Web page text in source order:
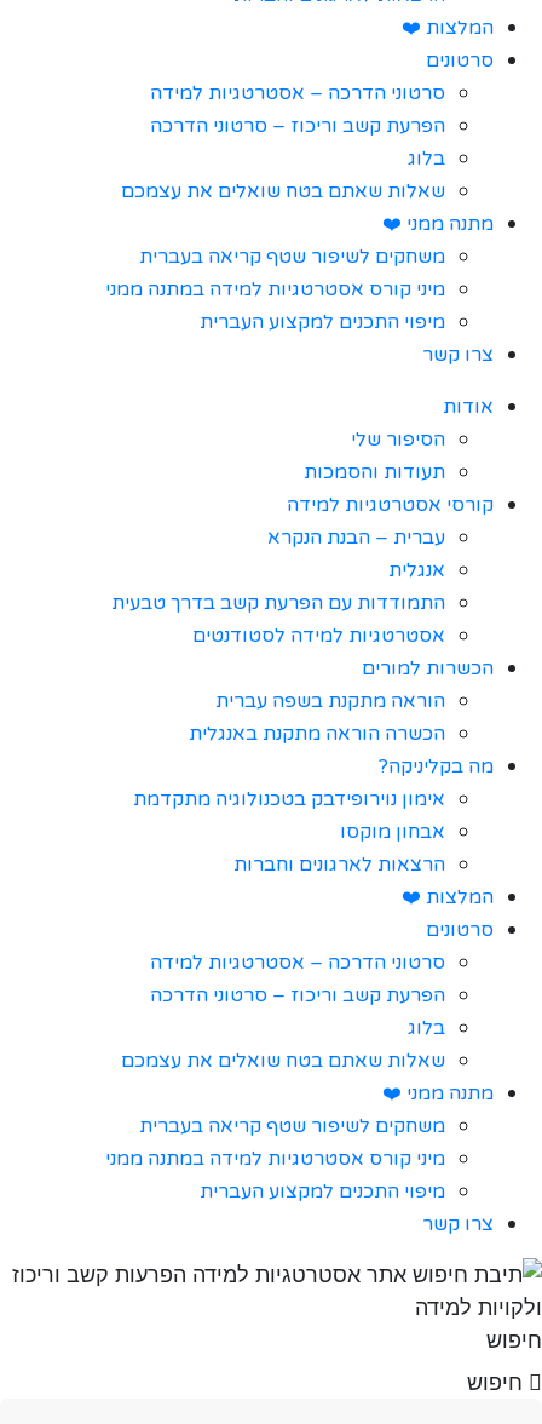
המלצות ❤️
סרטונים
סרטוני הדרכה – אסטרטגיות למידה
הפרעת קשב וריכוז – סרטוני הדרכה
בלוג
שאלות שאתם בטח שואלים את עצמכם
מתנה ממני ❤️
משחקים לשיפור שטף קריאה בעברית
מיני קורס אסטרטגיות למידה במתנה ממני
מיפוי התכנים למקצוע העברית
צרו קשר
אודות
הסיפור שלי
תעודות והסמכות
קורסי אסטרטגיות למידה
עברית – הבנת הנקרא
אנגלית
התמודדות עם הפרעת קשב בדרך טבעית
אסטרטגיות למידה לסטודנטים
הכשרות למורים
הוראה מתקנת בשפה עברית
הכשרה הוראה מתקנת באנגלית
מה בקליניקה?
אימון נוירופידבק בטכנולוגיה מתקדמת
אבחון מוקסו
הרצאות לארגונים וחברות
המלצות ❤️
סרטונים
סרטוני הדרכה – אסטרטגיות למידה
הפרעת קשב וריכוז – סרטוני הדרכה
בלוג
שאלות שאתם בטח שואלים את עצמכם
מתנה ממני ❤️
משחקים לשיפור שטף קריאה בעברית
מיני קורס אסטרטגיות למידה במתנה ממני
מיפוי התכנים למקצוע העברית
צרו קשר
חיפוש
חיפוש